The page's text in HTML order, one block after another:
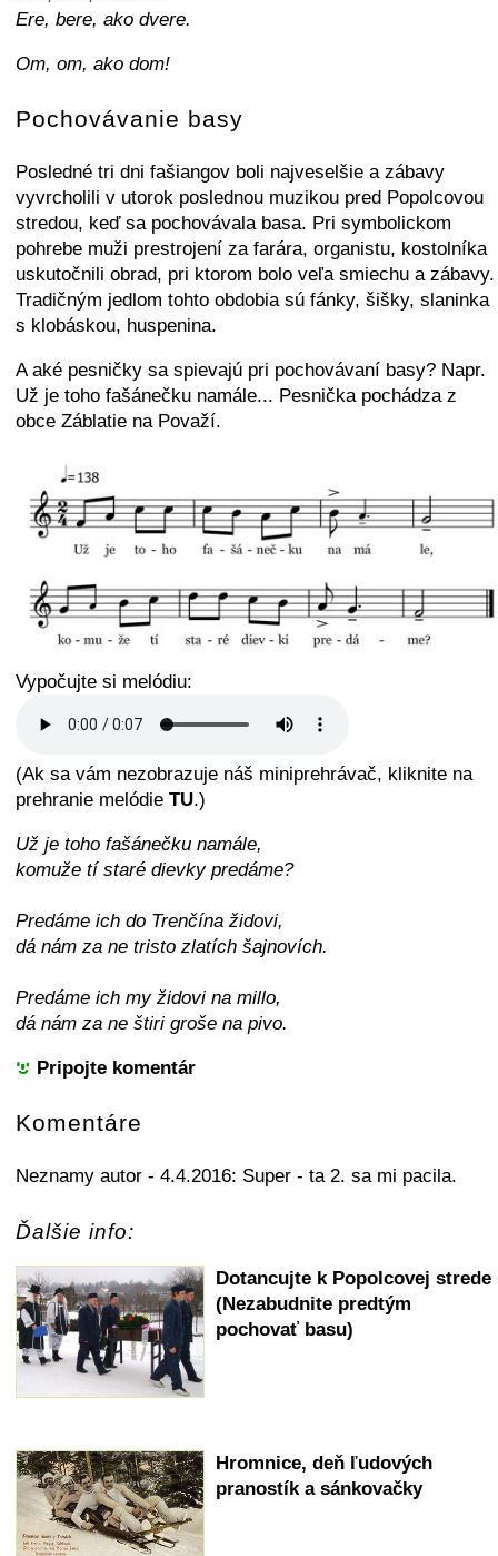
Ere, bere, ako dvere.
Om, om, ako dom!
Pochovávanie basy
Posledné tri dni fašiangov boli najveselšie a zábavy
vyvrcholili v utorok poslednou muzikou pred Popolcovou
stredou, keď sa pochovávala basa. Pri symbolickom
pohrebe muži prestrojení za farára, organistu, kostolníka
uskutočnili obrad, pri ktorom bolo veľa smiechu a zábavy.
Tradičným jedlom tohto obdobia sú fánky, šišky, slaninka
s klobáskou, huspenina.
A aké pesničky sa spievajú pri pochovávaní basy? Napr.
Už je toho fašánečku namále... Pesnička pochádza z
obce Záblatie na Považí.
Vypočujte si melódiu:
(Ak sa vám nezobrazuje náš miniprehrávač, kliknite na
prehranie melódie TU.)
Už je toho fašánečku namále,
komuže tí staré dievky predáme?
Predáme ich do Trenčína židovi,
dá nám za ne tristo zlatích šajnovích.
Predáme ich my židovi na millo,
dá nám za ne štiri groše na pivo.
Pripojte komentár
Komentáre
Neznamy autor - 4.4.2016: Super - ta 2. sa mi pacila.
Ďalšie info:
Dotancujte k Popolcovej strede
(Nezabudnite predtým
pochovať basu)
Hromnice, deň ľudových
pranostík a sánkovačky